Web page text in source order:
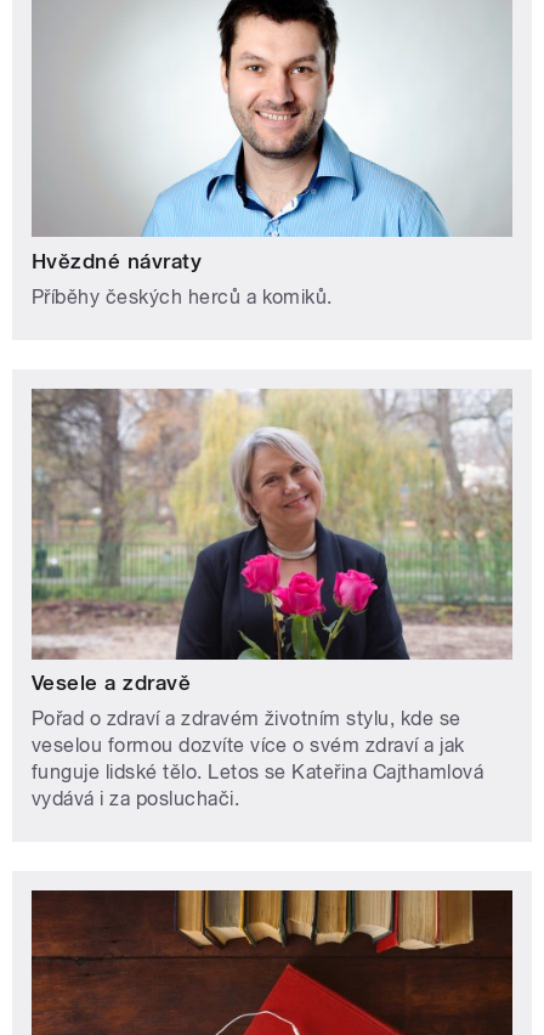
Hvězdné návraty
Příběhy českých herců a komiků.
Vesele a zdravě
Pořad o zdraví a zdravém životním stylu, kde se
veselou formou dozvíte více o svém zdraví a jak
funguje lidské tělo. Letos se Kateřina Cajthamlová
vydává i za posluchači.